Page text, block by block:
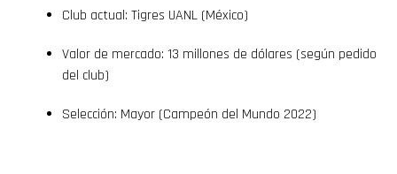
Club actual: Tigres UANL (México)
Valor de mercado: 13 millones de dólares (según pedido
del club)
Selección: Mayor (Campeón del Mundo 2022)